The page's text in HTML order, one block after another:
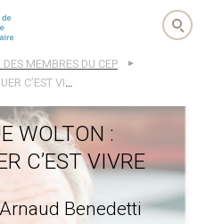
MEMBRES DU CEP
DOMINIQUE WOLTON : COMMUNIQUER C’EST VIVRE
WOLTON :
C’EST VIVRE
Benedetti